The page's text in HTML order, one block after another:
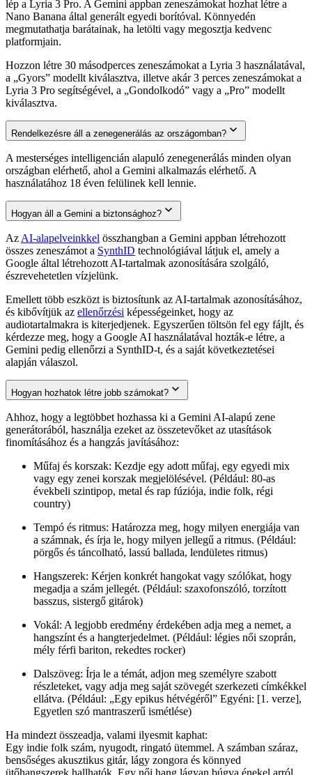
lép a Lyria 3 Pro. A Gemini appban zeneszámokat hozhat létre a
Nano Banana által generált egyedi borítóval. Könnyedén
megmutathatja barátainak, ha letölti vagy megosztja kedvenc
platformjain.
Hozzon létre 30 másodperces zeneszámokat a Lyria 3 használatával,
a „Gyors” modellt kiválasztva, illetve akár 3 perces zeneszámokat a
Lyria 3 Pro segítségével, a „Gondolkodó” vagy a „Pro” modellt
kiválasztva.
Rendelkezésre áll a zenegenerálás az országomban?
A mesterséges intelligencián alapuló zenegenerálás minden olyan
országban elérhető, ahol a Gemini alkalmazás elérhető. A
használatához 18 éven felülinek kell lennie.
Hogyan áll a Gemini a biztonsághoz?
Az AI-alapelveinkkel összhangban a Gemini appban létrehozott
összes zeneszámot a SynthID technológiával látjuk el, amely a
Google által létrehozott AI-tartalmak azonosítására szolgáló,
észrevehetetlen vízjelünk.
Emellett több eszközt is biztosítunk az AI-tartalmak azonosításához,
és kibővítjük az ellenőrzési képességeinket, hogy az
audiotartalmakra is kiterjedjenek. Egyszerűen töltsön fel egy fájlt, és
kérdezze meg, hogy a Google AI használatával hozták-e létre, a
Gemini pedig ellenőrzi a SynthID-t, és a saját következtetései
alapján válaszol.
Hogyan hozhatok létre jobb számokat?
Ahhoz, hogy a legtöbbet hozhassa ki a Gemini AI-alapú zene
generátorából, használja ezeket az összetevőket az utasítások
finomításához és a hangzás javításához:
Műfaj és korszak: Kezdje egy adott műfaj, egy egyedi mix
vagy egy zenei korszak megjelölésével. (Például: 80-as
évekbeli szintipop, metal és rap fúziója, indie folk, régi
country)
Tempó és ritmus: Határozza meg, hogy milyen energiája van
a számnak, és írja le, hogy milyen jellegű a ritmus. (Például:
pörgős és táncolható, lassú ballada, lendületes ritmus)
Hangszerek: Kérjen konkrét hangokat vagy szólókat, hogy
megadja a szám jellegét. (Például: szaxofonszóló, torzított
basszus, sistergő gitárok)
Vokál: A legjobb eredmény érdekében adja meg a nemet, a
hangszínt és a hangterjedelmet. (Például: légies női szoprán,
mély férfi bariton, rekedtes rocker)
Dalszöveg: Írja le a témát, adjon meg személyre szabott
részleteket, vagy adja meg saját szövegét szerkezeti címkékkel
ellátva. (Például: „Egy epikus hétvégéről” Egyéni: [1. verze],
Egyetlen szó mantraszerű ismétlése)
Ha mindezt összeadja, valami ilyesmit kaphat:
Egy indie folk szám, nyugodt, ringató ütemmel. A számban száraz,
bensőséges akusztikus gitár, lágy zongora és könnyed
ütőhangszerek hallhatók. Egy női hang lágyan búgva énekel arról,